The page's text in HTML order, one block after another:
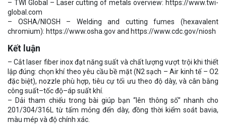
– TWI Global – Laser cutting of metals overview: https://www.twi-
global.com
– OSHA/NIOSH – Welding and cutting fumes (hexavalent
chromium): https://www.osha.gov and https://www.cdc.gov/niosh
Kết luận
– Cắt laser fiber inox đạt năng suất và chất lượng vượt trội khi thiết
lập đúng: chọn khí theo yêu cầu bề mặt (N2 sạch – Air kinh tế – O2
đặc biệt), nozzle phù hợp, tiêu cự tối ưu theo độ dày, và cân bằng
công suất–tốc độ–áp suất khí.
– Dải tham chiếu trong bài giúp bạn “lên thông số” nhanh cho
201/304/316L từ tấm mỏng đến dày, đồng thời kiểm soát bavia,
màu mép và độ chính xác.